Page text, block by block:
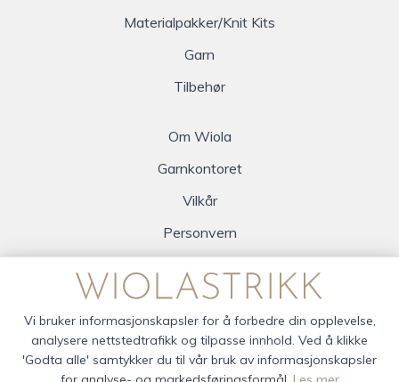
Materialpakker/Knit Kits
Garn
Tilbehør
Om Wiola
Garnkontoret
Vilkår
Personvern
Vi bruker informasjonskapsler for å forbedre din opplevelse,
analysere nettstedtrafikk og tilpasse innhold. Ved å klikke
'Godta alle' samtykker du til vår bruk av informasjonskapsler